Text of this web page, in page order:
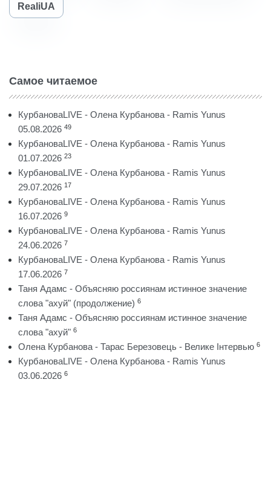
RealiUA
Самое читаемое
КурбановаLIVE - Олена Курбанова - Ramis Yunus
05.08.2026 49
КурбановаLIVE - Олена Курбанова - Ramis Yunus
01.07.2026 23
КурбановаLIVE - Олена Курбанова - Ramis Yunus
29.07.2026 17
КурбановаLIVE - Олена Курбанова - Ramis Yunus
16.07.2026 9
КурбановаLIVE - Олена Курбанова - Ramis Yunus
24.06.2026 7
КурбановаLIVE - Олена Курбанова - Ramis Yunus
17.06.2026 7
Таня Адамс - Объясняю россиянам истинное значение
слова "ахуй" (продолжение) 6
Таня Адамс - Объясняю россиянам истинное значение
слова "ахуй" 6
Олена Курбанова - Тарас Березовець - Велике Інтервью 6
КурбановаLIVE - Олена Курбанова - Ramis Yunus
03.06.2026 6